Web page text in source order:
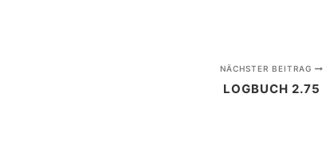
NÄCHSTER BEITRAG
LOGBUCH 2.75